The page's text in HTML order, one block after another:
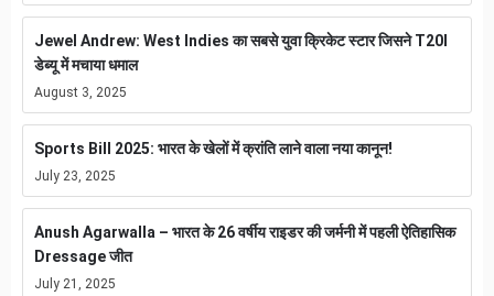
Jewel Andrew: West Indies का सबसे युवा क्रिकेट स्टार जिसने T20I
डेब्यू में मचाया धमाल
August 3, 2025
Sports Bill 2025: भारत के खेलों में क्रांति लाने वाला नया कानून!
July 23, 2025
Anush Agarwalla – भारत के 26 वर्षीय राइडर की जर्मनी में पहली ऐतिहासिक
Dressage जीत
July 21, 2025